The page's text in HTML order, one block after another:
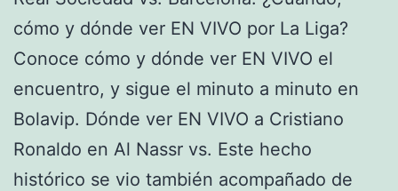
cómo y dónde ver EN VIVO por La Liga?
Conoce cómo y dónde ver EN VIVO el
encuentro, y sigue el minuto a minuto en
Bolavip. Dónde ver EN VIVO a Cristiano
Ronaldo en Al Nassr vs. Este hecho
histórico se vio también acompañado de